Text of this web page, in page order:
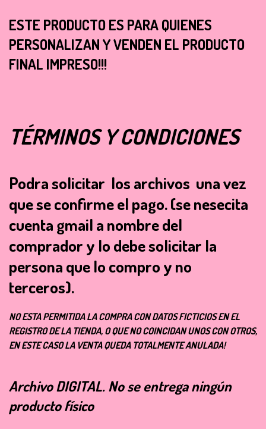
ESTE PRODUCTO ES PARA QUIENES
PERSONALIZAN Y VENDEN EL PRODUCTO
FINAL IMPRESO!!!
TÉRMINOS Y CONDICIONES
Podra solicitar los archivos una vez
que se confirme el pago.(se nesecita
cuenta gmail a nombre del
comprador y lo debe solicitar la
persona que lo compro y no
terceros).
NO ESTA PERMITIDA LA COMPRA CON DATOS FICTICIOS EN EL
REGISTRO DE LA TIENDA, O QUE NO COINCIDAN UNOS CON OTROS,
EN ESTE CASO LA VENTA QUEDA TOTALMENTE ANULADA!
ArchivoDIGITAL. No se entrega ningún
producto físico